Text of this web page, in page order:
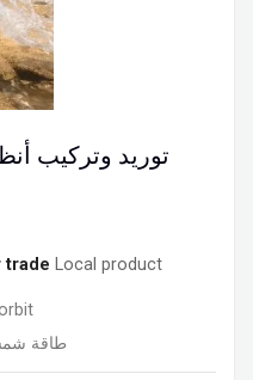
توريد وتركيب
trade Local product
orbit
طاقة